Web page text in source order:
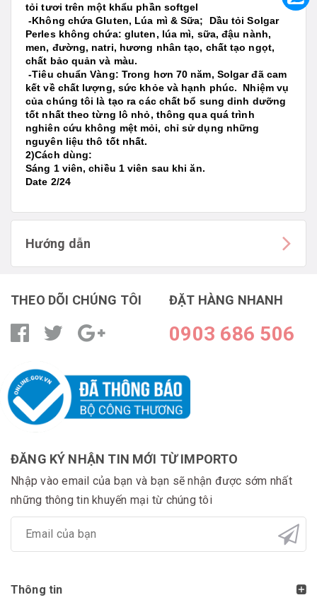
tỏi tươi trên một khẩu phần softgel
-Không chứa Gluten, Lúa mì & Sữa; Dầu tỏi Solgar
Perles không chứa: gluten, lúa mì, sữa, đậu nành,
men, đường, natri, hương nhân tạo, chất tạo ngọt,
chất bảo quản và màu.
-Tiêu chuẩn Vàng: Trong hơn 70 năm, Solgar đã cam
kết về chất lượng, sức khỏe và hạnh phúc. Nhiệm vụ
của chúng tôi là tạo ra các chất bổ sung dinh dưỡng
tốt nhất theo từng lô nhỏ, thông qua quá trình
nghiên cứu không mệt mỏi, chỉ sử dụng những
nguyên liệu thô tốt nhất.
2)Cách dùng:
Sáng 1 viên, chiều 1 viên sau khi ăn.
Date 2/24
Hướng dẫn
THEO DÕI CHÚNG TÔI ĐẶT HÀNG NHANH
0903 686 506
ĐĂNG KÝ NHẬN TIN MỚI TỪ IMPORTO
Nhập vào email của bạn và bạn sẽ nhận được sớm nhất
những thông tin khuyến mại từ chúng tôi
Thông tin